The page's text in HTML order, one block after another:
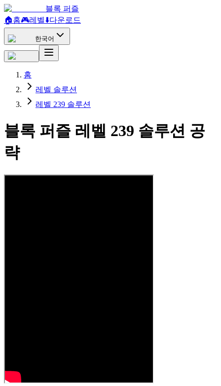
블록 퍼즐
🏠홈🎮레벨⬇️다운로드
한국어
홈
레벨 솔루션
레벨 239 솔루션
블록 퍼즐 레벨 239 솔루션 공
략